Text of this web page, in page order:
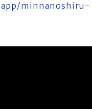
minnanoshiru-